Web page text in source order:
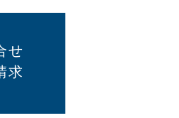
せ
求